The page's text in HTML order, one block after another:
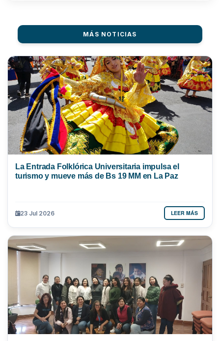
MÁS NOTICIAS
La Entrada Folklórica Universitaria impulsa el
turismo y mueve más de Bs 19 MM en La Paz
23 Jul 2026 LEER MÁS